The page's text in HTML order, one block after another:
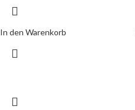
In den Warenkorb